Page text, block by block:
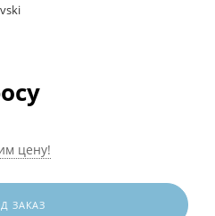
цену!
ЗАКАЗ